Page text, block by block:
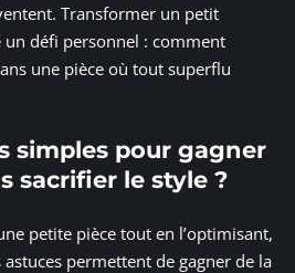
Transformer un petit
un défi personnel : comment
une pièce où tout superflu
simples pour gagner
sacrifier le style ?
petite pièce tout en l’optimisant,
astuces permettent de gagner de la